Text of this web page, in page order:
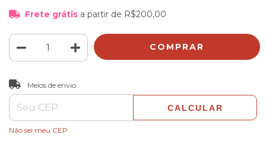
Frete grátis a partir de R$200,00
Entregas para o CEP:
Meios de envio
CALCULAR
Não sei meu CEP